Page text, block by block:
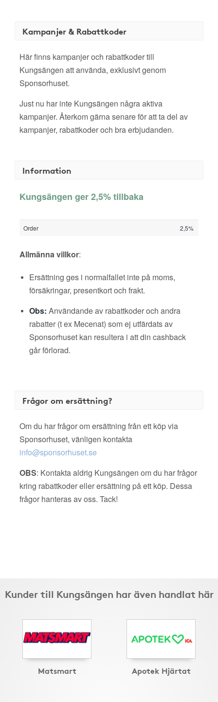
Kampanjer & Rabattkoder
Här finns kampanjer och rabattkoder till
Kungsängen att använda, exklusivt genom
Sponsorhuset.
Just nu har inte Kungsängen några aktiva
kampanjer. Återkom gärna senare för att ta del av
kampanjer, rabattkoder och bra erbjudanden.
Information
Kungsängen ger 2,5% tillbaka
Order 2,5%
Allmänna villkor:
Ersättning ges i normalfallet inte på moms,
försäkringar, presentkort och frakt.
Obs: Användande av rabattkoder och andra
rabatter (t ex Mecenat) som ej utfärdats av
Sponsorhuset kan resultera i att din cashback
går förlorad.
Frågor om ersättning?
Om du har frågor om ersättning från ett köp via
Sponsorhuset, vänligen kontakta
info@sponsorhuset.se
OBS: Kontakta aldrig Kungsängen om du har frågor
kring rabattkoder eller ersättning på ett köp. Dessa
frågor hanteras av oss. Tack!
Kunder till Kungsängen har även handlat här
Matsmart Apotek Hjärtat